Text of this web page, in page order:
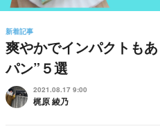
新着記事
爽やかでインパクトも
パン”５選
2021.08.17 9:00
梶原 綾乃